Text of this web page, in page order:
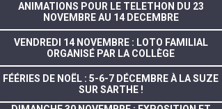
ANIMATIONS POUR LE TELETHON DU 23
NOVEMBRE AU 14 DECEMBRE
VENDREDI 14 NOVEMBRE : LOTO FAMILIAL
ORGANISÉ PAR LA COLLÈGE
FÉÉRIES DE NOËL : 5-6-7 DÉCEMBRE À LA SUZE
SUR SARTHE !